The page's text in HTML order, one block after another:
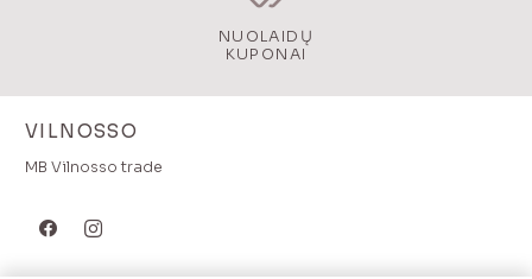
NUOLAIDŲ
KUPONAI
VILNOSSO
MB Vilnosso trade